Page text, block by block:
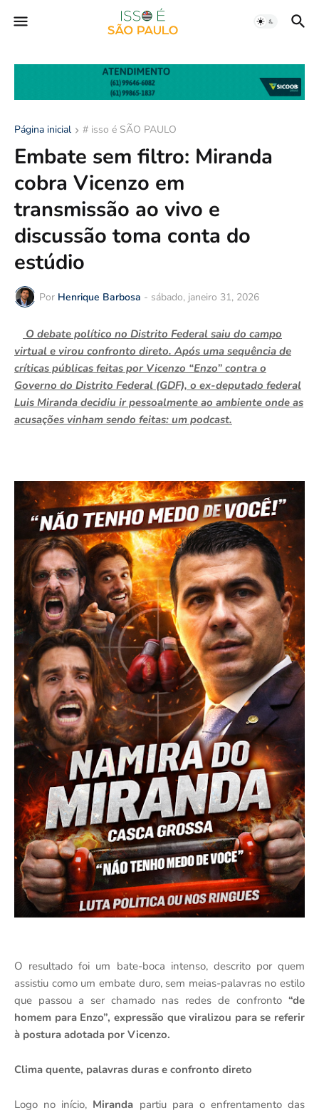
Página inicial # isso é SÃO PAULO
Embate sem filtro: Miranda
cobra Vicenzo em
transmissão ao vivo e
discussão toma conta do
estúdio
Por Henrique Barbosa - sábado, janeiro 31, 2026
O debate político no Distrito Federal saiu do campo
virtual e virou confronto direto. Após uma sequência de
críticas públicas feitas por Vicenzo “Enzo” contra o
Governo do Distrito Federal (GDF), o ex-deputado federal
Luis Miranda decidiu ir pessoalmente ao ambiente onde as
acusações vinham sendo feitas: um podcast.
O resultado foi um bate-boca intenso, descrito por quem
assistiu como um embate duro, sem meias-palavras no estilo
que passou a ser chamado nas redes de confronto “de
homem para Enzo”, expressão que viralizou para se referir
à postura adotada por Vicenzo.
Clima quente, palavras duras e confronto direto
Logo no início, Miranda partiu para o enfrentamento das